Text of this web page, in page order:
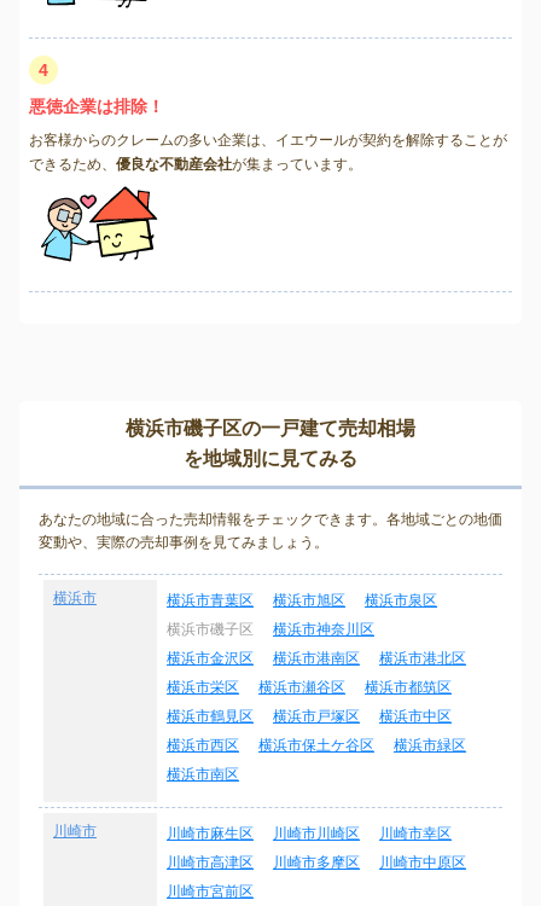
4
悪徳企業は排除！
お客様からのクレームの多い企業は、イエウールが契約を解除することが
できるため、 優良な不動産会社が集まっています。
横浜市磯子区の一戸建て売却相場
を地域別に見てみる
あなたの地域に合った売却情報をチェックできます。各地域ごとの地価
変動や、実際の売却事例を見てみましょう。
横浜市 横浜市青葉区 横浜市旭区
横浜市泉区
横浜市磯子区
横浜市神奈川区
横浜市金沢区
横浜市港南区
横浜市港北区
横浜市栄区
横浜市瀬谷区
横浜市都筑区
横浜市鶴見区
横浜市戸塚区
横浜市中区
横浜市西区
横浜市保土ケ谷区
横浜市緑区
横浜市南区
川崎市 川崎市麻生区 川崎市川崎区
川崎市幸区
川崎市高津区
川崎市多摩区
川崎市中原区
川崎市宮前区